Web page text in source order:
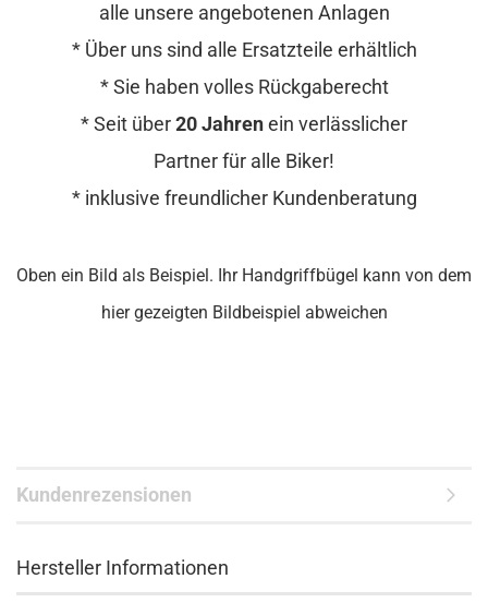
alle unsere angebotenen Anlagen
* Über uns sind alle Ersatzteile erhältlich
* Sie haben volles Rückgaberecht
* Seit über20 Jahrenein verlässlicher
Partner für alle Biker!
* inklusive freundlicher Kundenberatung
Oben ein Bild als Beispiel. Ihr Handgriffbügel kann von dem
hier gezeigten Bildbeispiel abweichen
Kundenrezensionen
Hersteller Informationen